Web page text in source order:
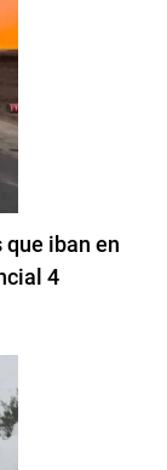
iban en
4